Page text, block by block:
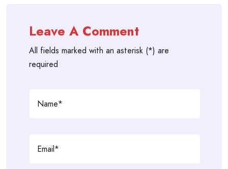
Leave A Comment
All fields marked with an asterisk (*) are
required